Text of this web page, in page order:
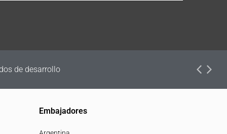
de desarrollo
Embajadores